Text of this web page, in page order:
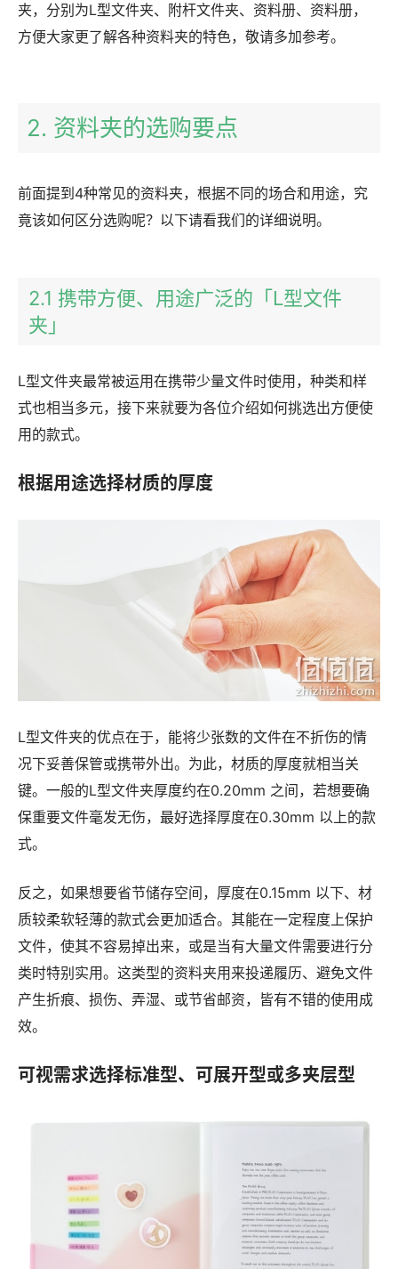
夹，分别为L型文件夹、附杆文件夹、资料册、资料册，
方便大家更了解各种资料夹的特色，敬请多加参考。
2. 资料夹的选购要点
前面提到4种常见的资料夹，根据不同的场合和用途，究
竟该如何区分选购呢？以下请看我们的详细说明。
2.1 携带方便、用途广泛的「L型文件
夹」
L型文件夹最常被运用在携带少量文件时使用，种类和样
式也相当多元，接下来就要为各位介绍如何挑选出方便使
用的款式。
根据用途选择材质的厚度
L型文件夹的优点在于，能将少张数的文件在不折伤的情
况下妥善保管或携带外出。为此，材质的厚度就相当关
键。一般的L型文件夹厚度约在0.20mm 之间，若想要确
保重要文件毫发无伤，最好选择厚度在0.30mm 以上的款
式。
反之，如果想要省节储存空间，厚度在0.15mm 以下、材
质较柔软轻薄的款式会更加适合。其能在一定程度上保护
文件，使其不容易掉出来，或是当有大量文件需要进行分
类时特别实用。这类型的资料夹用来投递履历、避免文件
产生折痕、损伤、弄湿、或节省邮资，皆有不错的使用成
效。
可视需求选择标准型、可展开型或多夹层型